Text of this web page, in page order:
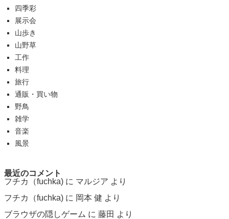
四季彩
展示会
山歩き
山野草
工作
料理
旅行
通販・買い物
野鳥
雑学
音楽
風景
最近のコメント
フチカ（fuchka) に マルジア より
フチカ（fuchka) に 岡本 健 より
ブラウザの隠しゲーム に 藤田 より